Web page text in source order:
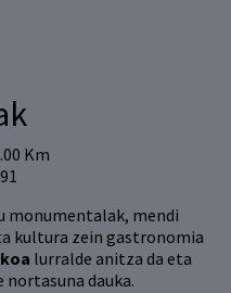
monumentalak, mendi
kultura zein gastronomia
lurralde anitza da eta
dauka.
Km